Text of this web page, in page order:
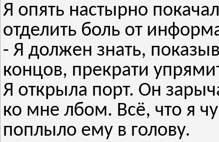
Я опять настырно
отделить боль от
- Я должен знать,
концов, прекрати
Я открыла порт. Он
ко мне лбом. Всё, что я
поплыло ему в голову.